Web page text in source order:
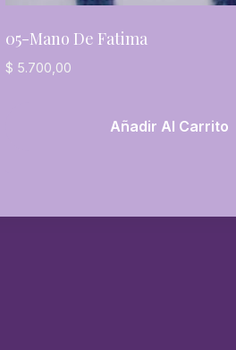
05-Mano De Fatima
$ 5.700,00
Añadir Al Carrito